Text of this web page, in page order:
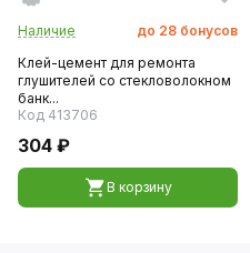
Наличие до 28 бонусов
Клей-цемент для ремонта
глушителей со стекловолокном
банк...
Код 413706
304 ₽
В корзину